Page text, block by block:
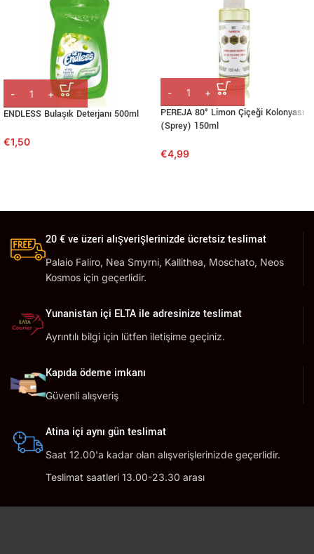
ENDLESS Bulaşık Deterjanı 500ml
€1,50
PEREJA 80° Limon Çiçeği Kolonyası
(Sprey) 150ml
€4,99
20 € ve üzeri alışverişlerinizde ücretsiz teslimat
Palaio Faliro, Nea Smyrni, Kallithea, Moschato, Neos
Kosmos için geçerlidir.
Yunanistan içi ELTA ile adresinize teslimat
Ayrıntılı bilgi için lütfen iletişime geçiniz.
Kapıda ödeme imkanı
Güvenli alışveriş
Atina içi aynı gün teslimat
Saat 12.00'a kadar olan alışverişlerinizde geçerlidir.
Teslimat saatleri 13.00-23.30 arası